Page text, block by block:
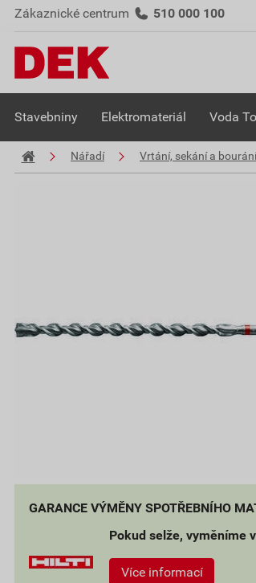
Zákaznické centrum 510 000 100
Stavebniny Elektromateriál Voda
Nářadí Vrtání, sekání a bourání
GARANCE VÝMĚNY SPOTŘEBNÍHO
Pokud selže, vyměníme
Více informací